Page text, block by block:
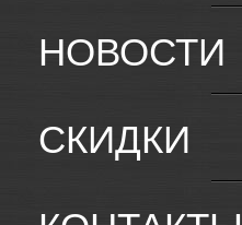
НОВОСТИ
СКИДКИ